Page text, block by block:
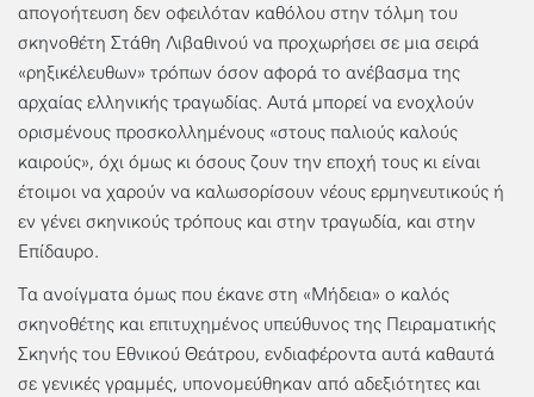
απογοήτευση δεν οφειλόταν καθόλου στην τόλμη του
σκηνοθέτη Στάθη Λιβαθινού να προχωρήσει σε μια σειρά
«ρηξικέλευθων» τρόπων όσον αφορά το ανέβασμα της
αρχαίας ελληνικής τραγωδίας. Αυτά μπορεί να ενοχλούν
ορισμένους προσκολλημένους «στους παλιούς καλούς
καιρούς», όχι όμως κι όσους ζουν την εποχή τους κι είναι
έτοιμοι να χαρούν να καλωσορίσουν νέους ερμηνευτικούς ή
εν γένει σκηνικούς τρόπους και στην τραγωδία, και στην
Επίδαυρο.
Τα ανοίγματα όμως που έκανε στη «Μήδεια» ο καλός
σκηνοθέτης και επιτυχημένος υπεύθυνος της Πειραματικής
Σκηνής του Εθνικού Θεάτρου, ενδιαφέροντα αυτά καθαυτά
σε γενικές γραμμές, υπονομεύθηκαν από αδεξιότητες και